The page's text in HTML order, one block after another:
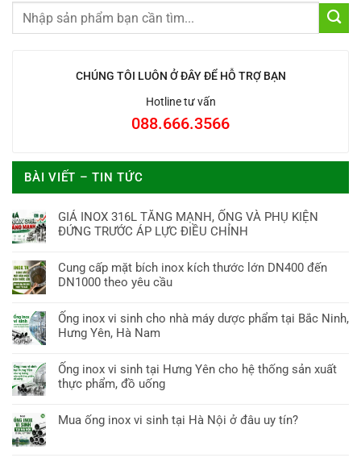
CHÚNG TÔI LUÔN Ở ĐÂY ĐỂ HỖ TRỢ BẠN
Hotline tư vấn
088.666.3566
BÀI VIẾT – TIN TỨC
GIÁ INOX 316L TĂNG MẠNH, ỐNG VÀ PHỤ KIỆN
ĐỨNG TRƯỚC ÁP LỰC ĐIỀU CHỈNH
Cung cấp mặt bích inox kích thước lớn DN400 đến
DN1000 theo yêu cầu
Ống inox vi sinh cho nhà máy dược phẩm tại Bắc Ninh,
Hưng Yên, Hà Nam
Ống inox vi sinh tại Hưng Yên cho hệ thống sản xuất
thực phẩm, đồ uống
Mua ống inox vi sinh tại Hà Nội ở đâu uy tín?